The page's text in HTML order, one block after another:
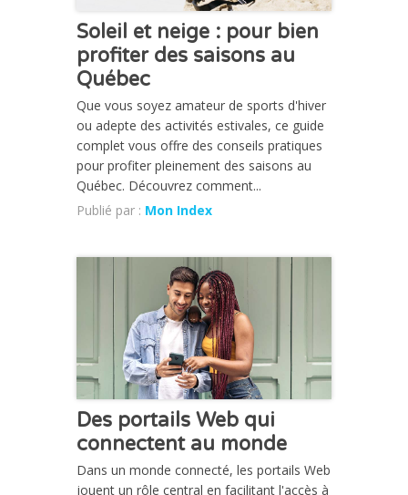
Soleil et neige : pour bien
profiter des saisons au
Québec
Que vous soyez amateur de sports d'hiver
ou adepte des activités estivales, ce guide
complet vous offre des conseils pratiques
pour profiter pleinement des saisons au
Québec. Découvrez comment...
Publié par : Mon Index
Des portails Web qui
connectent au monde
Dans un monde connecté, les portails Web
jouent un rôle central en facilitant l'accès à